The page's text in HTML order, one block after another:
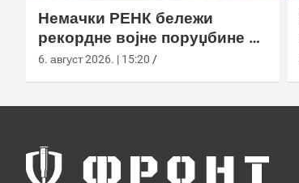
Немачки РЕНК бележи
рекордне војне поруџбине у
2026. години
6. август 2026. | 15:20